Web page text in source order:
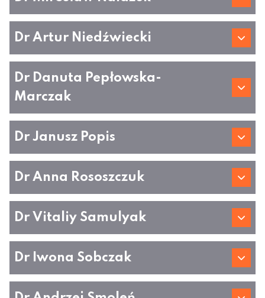
Dr Artur Niedźwiecki
Dr Danuta Pepłowska-
Marczak
Dr Janusz Popis
Dr Anna Rososzczuk
Dr Vitaliy Samulyak
Dr Iwona Sobczak